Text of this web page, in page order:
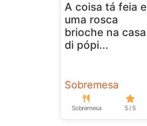
A coisa tá feia e
uma rosca
brioche na casa
di pópi...
Sobremesa
Sobremesa 5 / 5